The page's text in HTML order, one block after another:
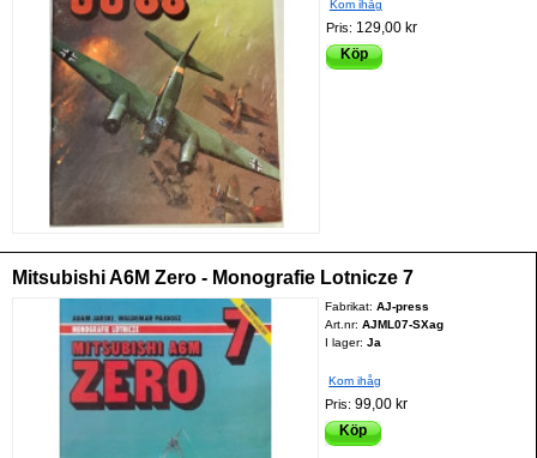
Kom ihåg
Pris: 129,00 kr
Köp
Mitsubishi A6M Zero - Monografie Lotnicze 7
Fabrikat:AJ-press
Art.nr:AJML07-SXag
I lager: Ja
Kom ihåg
Pris:99,00 kr
Köp